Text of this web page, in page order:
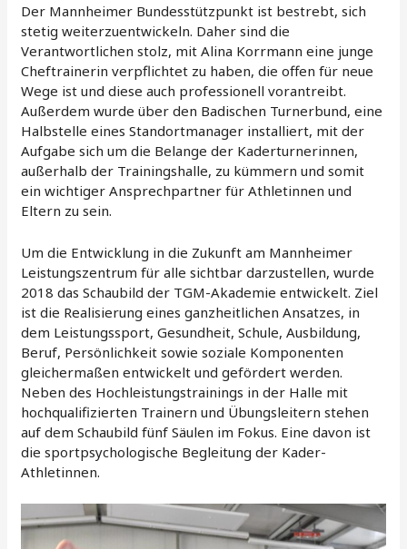
Der Mannheimer Bundesstützpunkt ist bestrebt, sich
stetig weiterzuentwickeln. Daher sind die
Verantwortlichen stolz, mit Alina Korrmann eine junge
Cheftrainerin verpflichtet zu haben, die offen für neue
Wege ist und diese auch professionell vorantreibt.
Außerdem wurde über den Badischen Turnerbund, eine
Halbstelle eines Standortmanager installiert, mit der
Aufgabe sich um die Belange der Kaderturnerinnen,
außerhalb der Trainingshalle, zu kümmern und somit
ein wichtiger Ansprechpartner für Athletinnen und
Eltern zu sein.
Um die Entwicklung in die Zukunft am Mannheimer
Leistungszentrum für alle sichtbar darzustellen, wurde
2018 das Schaubild der TGM-Akademie entwickelt. Ziel
ist die Realisierung eines ganzheitlichen Ansatzes, in
dem Leistungssport, Gesundheit, Schule, Ausbildung,
Beruf, Persönlichkeit sowie soziale Komponenten
gleichermaßen entwickelt und gefördert werden.
Neben des Hochleistungstrainings in der Halle mit
hochqualifizierten Trainern und Übungsleitern stehen
auf dem Schaubild fünf Säulen im Fokus. Eine davon ist
die sportpsychologische Begleitung der Kader-
Athletinnen.